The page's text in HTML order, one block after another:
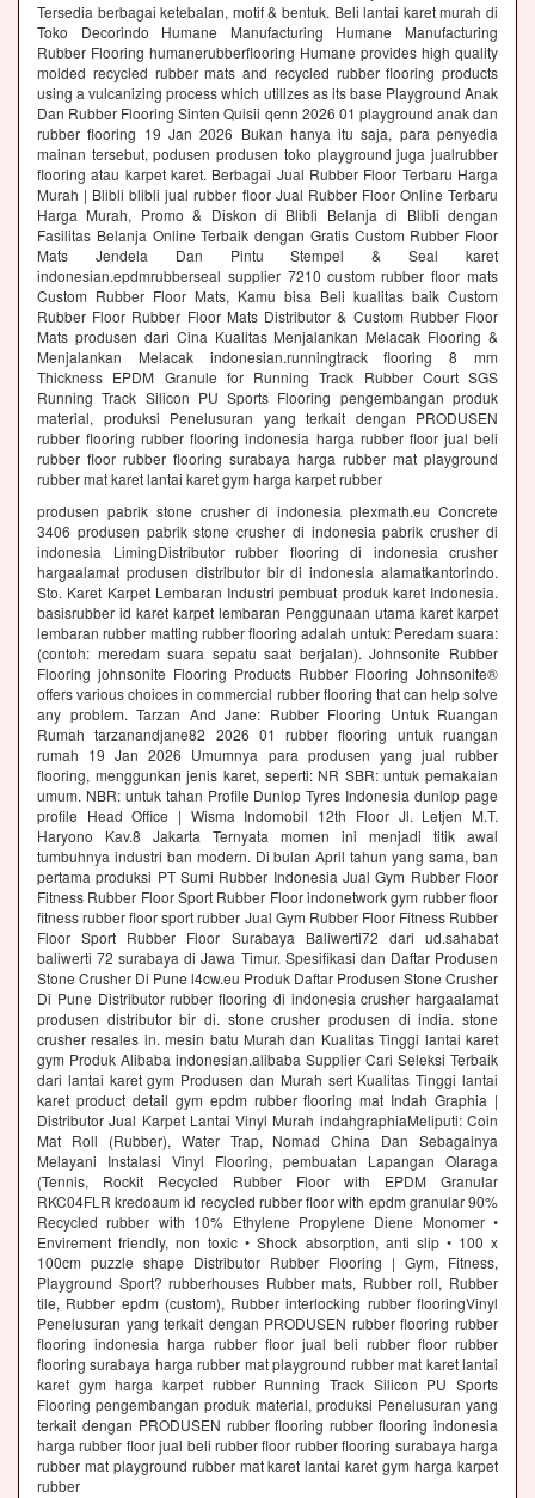
Tersedia berbagai ketebalan, motif & bentuk. Beli lantai karet murah di
Toko Decorindo Humane Manufacturing Humane Manufacturing
Rubber Flooring humanerubberflooring Humane provides high quality
molded recycled rubber mats and recycled rubber flooring products
using a vulcanizing process which utilizes as its base Playground Anak
Dan Rubber Flooring Sinten Quisii qenn 2026 01 playground anak dan
rubber flooring 19 Jan 2026 Bukan hanya itu saja, para penyedia
mainan tersebut, podusen produsen toko playground juga jualrubber
flooring atau karpet karet. Berbagai Jual Rubber Floor Terbaru Harga
Murah | Blibli blibli jual rubber floor Jual Rubber Floor Online Terbaru
Harga Murah, Promo & Diskon di Blibli Belanja di Blibli dengan
Fasilitas Belanja Online Terbaik dengan Gratis Custom Rubber Floor
Mats Jendela Dan Pintu Stempel & Seal karet
indonesian.epdmrubberseal supplier 7210 custom rubber floor mats
Custom Rubber Floor Mats, Kamu bisa Beli kualitas baik Custom
Rubber Floor Rubber Floor Mats Distributor & Custom Rubber Floor
Mats produsen dari Cina Kualitas Menjalankan Melacak Flooring &
Menjalankan Melacak indonesian.runningtrack flooring 8 mm
Thickness EPDM Granule for Running Track Rubber Court SGS
Running Track Silicon PU Sports Flooring pengembangan produk
material, produksi Penelusuran yang terkait dengan PRODUSEN
rubber flooring rubber flooring indonesia harga rubber floor jual beli
rubber floor rubber flooring surabaya harga rubber mat playground
rubber mat karet lantai karet gym harga karpet rubber
produsen pabrik stone crusher di indonesia plexmath.eu Concrete
3406 produsen pabrik stone crusher di indonesia pabrik crusher di
indonesia LimingDistributor rubber flooring di indonesia crusher
hargaalamat produsen distributor bir di indonesia alamatkantorindo.
Sto. Karet Karpet Lembaran Industri pembuat produk karet Indonesia.
basisrubber id karet karpet lembaran Penggunaan utama karet karpet
lembaran rubber matting rubber flooring adalah untuk: Peredam suara:
(contoh: meredam suara sepatu saat berjalan). Johnsonite Rubber
Flooring johnsonite Flooring Products Rubber Flooring Johnsonite®
offers various choices in commercial rubber flooring that can help solve
any problem. Tarzan And Jane: Rubber Flooring Untuk Ruangan
Rumah tarzanandjane82 2026 01 rubber flooring untuk ruangan
rumah 19 Jan 2026 Umumnya para produsen yang jual rubber
flooring, menggunkan jenis karet, seperti: NR SBR: untuk pemakaian
umum. NBR: untuk tahan Profile Dunlop Tyres Indonesia dunlop page
profile Head Office | Wisma Indomobil 12th Floor Jl. Letjen M.T.
Haryono Kav.8 Jakarta Ternyata momen ini menjadi titik awal
tumbuhnya industri ban modern. Di bulan April tahun yang sama, ban
pertama produksi PT Sumi Rubber Indonesia Jual Gym Rubber Floor
Fitness Rubber Floor Sport Rubber Floor indonetwork gym rubber floor
fitness rubber floor sport rubber Jual Gym Rubber Floor Fitness Rubber
Floor Sport Rubber Floor Surabaya Baliwerti72 dari ud.sahabat
baliwerti 72 surabaya di Jawa Timur. Spesifikasi dan Daftar Produsen
Stone Crusher Di Pune l4cw.eu Produk Daftar Produsen Stone Crusher
Di Pune Distributor rubber flooring di indonesia crusher hargaalamat
produsen distributor bir di. stone crusher produsen di india. stone
crusher resales in. mesin batu Murah dan Kualitas Tinggi lantai karet
gym Produk Alibaba indonesian.alibaba Supplier Cari Seleksi Terbaik
dari lantai karet gym Produsen dan Murah sert Kualitas Tinggi lantai
karet product detail gym epdm rubber flooring mat Indah Graphia |
Distributor Jual Karpet Lantai Vinyl Murah indahgraphiaMeliputi: Coin
Mat Roll (Rubber), Water Trap, Nomad China Dan Sebagainya
Melayani Instalasi Vinyl Flooring, pembuatan Lapangan Olaraga
(Tennis, Rockit Recycled Rubber Floor with EPDM Granular
RKC04FLR kredoaum id recycled rubber floor with epdm granular 90%
Recycled rubber with 10% Ethylene Propylene Diene Monomer •
Envirement friendly, non toxic • Shock absorption, anti slip • 100 x
100cm puzzle shape Distributor Rubber Flooring | Gym, Fitness,
Playground Sport? rubberhouses Rubber mats, Rubber roll, Rubber
tile, Rubber epdm (custom), Rubber interlocking rubber flooringVinyl
Penelusuran yang terkait dengan PRODUSEN rubber flooring rubber
flooring indonesia harga rubber floor jual beli rubber floor rubber
flooring surabaya harga rubber mat playground rubber mat karet lantai
karet gym harga karpet rubber Running Track Silicon PU Sports
Flooring pengembangan produk material, produksi Penelusuran yang
terkait dengan PRODUSEN rubber flooring rubber flooring indonesia
harga rubber floor jual beli rubber floor rubber flooring surabaya harga
rubber mat playground rubber mat karet lantai karet gym harga karpet
rubber